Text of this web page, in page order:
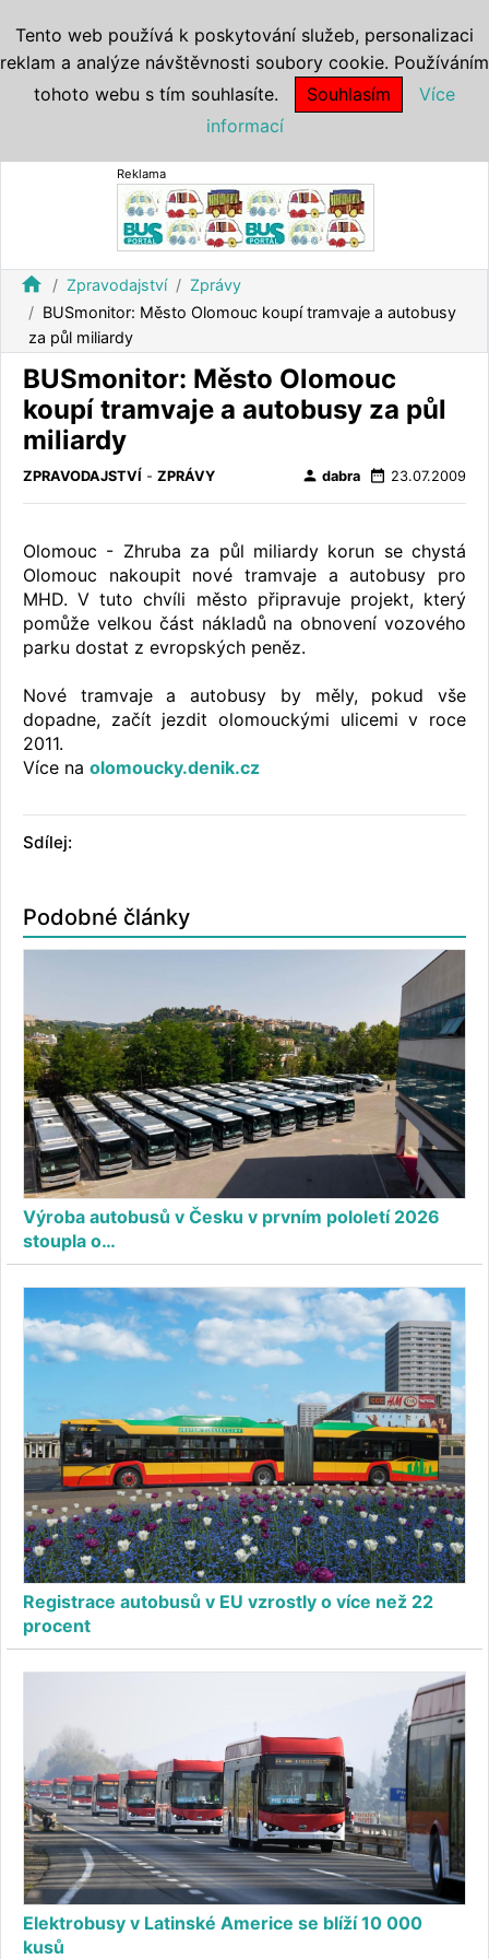
Reklama
home Zpravodajství
Zprávy
BUSmonitor: Město Olomouc koupí tramvaje a autobusy
za půl miliardy
BUSmonitor: Město Olomouc
koupí tramvaje a autobusy za půl
miliardy
ZPRAVODAJSTVÍ - ZPRÁVY person dabra date_range 23.07.2009
Olomouc - Zhruba za půl miliardy korun se chystá
Olomouc nakoupit nové tramvaje a autobusy pro
MHD. V tuto chvíli město připravuje projekt, který
pomůže velkou část nákladů na obnovení vozového
parku dostat z evropských peněz.
Nové tramvaje a autobusy by měly, pokud vše
dopadne, začít jezdit olomouckými ulicemi v roce
2011.
Více na olomoucky.denik.cz
Sdílej:
Podobné články
Výroba autobusů v Česku v prvním pololetí 2026
stoupla o…
Registrace autobusů v EU vzrostly o více než 22
procent
Elektrobusy v Latinské Americe se blíží 10 000
kusů
Tento web používá k poskytování služeb, personalizaci
reklam a analýze návštěvnosti soubory cookie. Používáním
tohoto webu s tím souhlasíte.
Souhlasím
Více
informací